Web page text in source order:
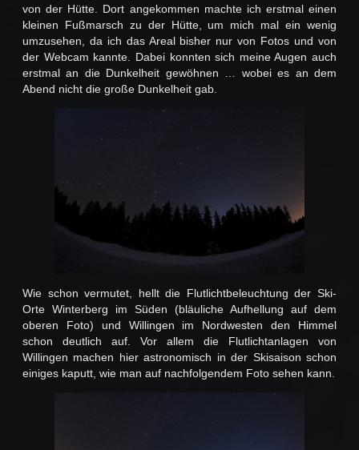
von der Hütte. Dort angekommen machte ich erstmal einen
kleinen Fußmarsch zu der Hütte, um mich mal ein wenig
umzusehen, da ich das Areal bisher nur von Fotos und von
der Webcam kannte. Dabei konnten sich meine Augen auch
erstmal an die Dunkelheit gewöhnen … wobei es an dem
Abend nicht die große Dunkelheit gab.
Wie schon vermutet, hellt die Flutlichtbeleuchtung der Ski-
Orte Winterberg im Süden (bläuliche Aufhellung auf dem
oberen Foto) und Willingen im Nordwesten den Himmel
schon deutlich auf. Vor allem die Flutlichtanlagen von
Willingen machen hier astronomisch in der Skisaison schon
einiges kaputt, wie man auf nachfolgendem Foto sehen kann.